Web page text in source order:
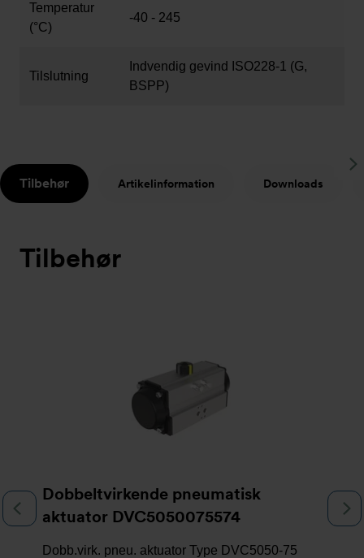
Temperatur
(°C)
-40 - 245
Tilslutning
Indvendig gevind ISO228-1 (G,
BSPP)
Tilbehør Artikelinformation Downloads
Tilbehør
Dobbeltvirkende pneumatisk
aktuator DVC5050075574
Dobb.virk. pneu. aktuator Type DVC5050-75
Previous